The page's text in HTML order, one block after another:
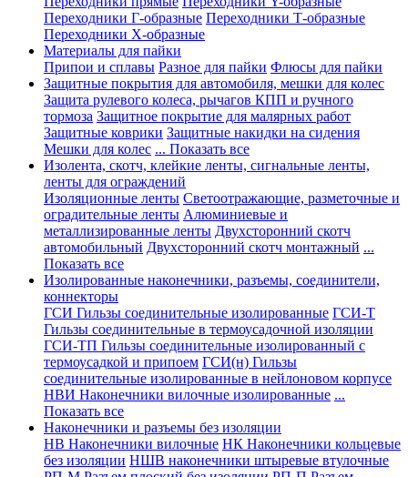
Переходники Г-образные Переходники Т-образные
Переходники Х-образные
Материалы для пайки
Припои и сплавы Разное для пайки Флюсы для пайки
Защитные покрытия для автомобиля, мешки для колес
Защита рулевого колеса, рычагов КПП и ручного
тормоза Защитное покрытие для малярных работ
Защитные коврики Защитные накидки на сидения
Мешки для колес ... Показать все
Изолента, скотч, клейкие ленты, сигнальные ленты,
ленты для ограждений
Изоляционные ленты Светоотражающие, разметочные и
оградительные ленты Алюминиевые и
металлизированные ленты Двухсторонний скотч
автомобильный Двухсторонний скотч монтажный ...
Показать все
Изолированные наконечники, разъемы, соединители,
коннекторы
ГСИ Гильзы соединительные изолированные ГСИ-Т
Гильзы соединительные в термоусадочной изоляции
ГСИ-ТП Гильзы соединительные изолированный с
термоусадкой и припоем ГСИ(н) Гильзы
соединительные изолированные в нейлоновом корпусе
НВИ Наконечники вилочные изолированные ...
Показать все
Наконечники и разъемы без изоляции
НВ Наконечники вилочные НК Наконечники кольцевые
без изоляции НШВ наконечники штыревые втулочные